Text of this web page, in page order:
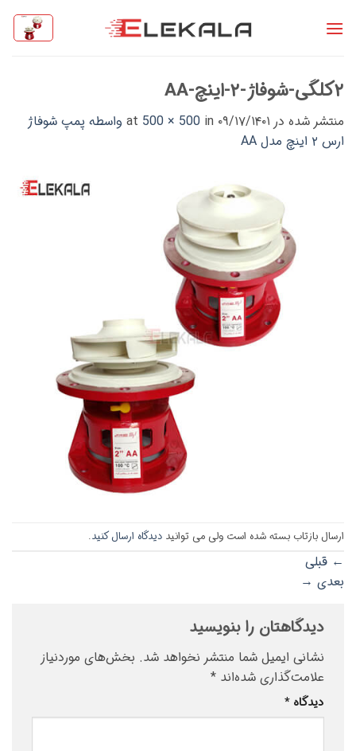
۲کلگی-شوفاژ-۲-اینچ-AA
منتشر شده در ۰۹/۱۷/۱۴۰۱ 500 × 500 in
واسطه پمپ شوفاژ
ارس ۲ اینچ مدل AA
ارسال بازتاب بسته شده است ولی می توانید دیدگاه ارسال کنید.
← قبلی
بعدی →
دیدگاهتان را بنویسید
نشانی ایمیل شما منتشر نخواهد شد. بخش‌های موردنیاز
علامت‌گذاری شده‌اند *
دیدگاه *